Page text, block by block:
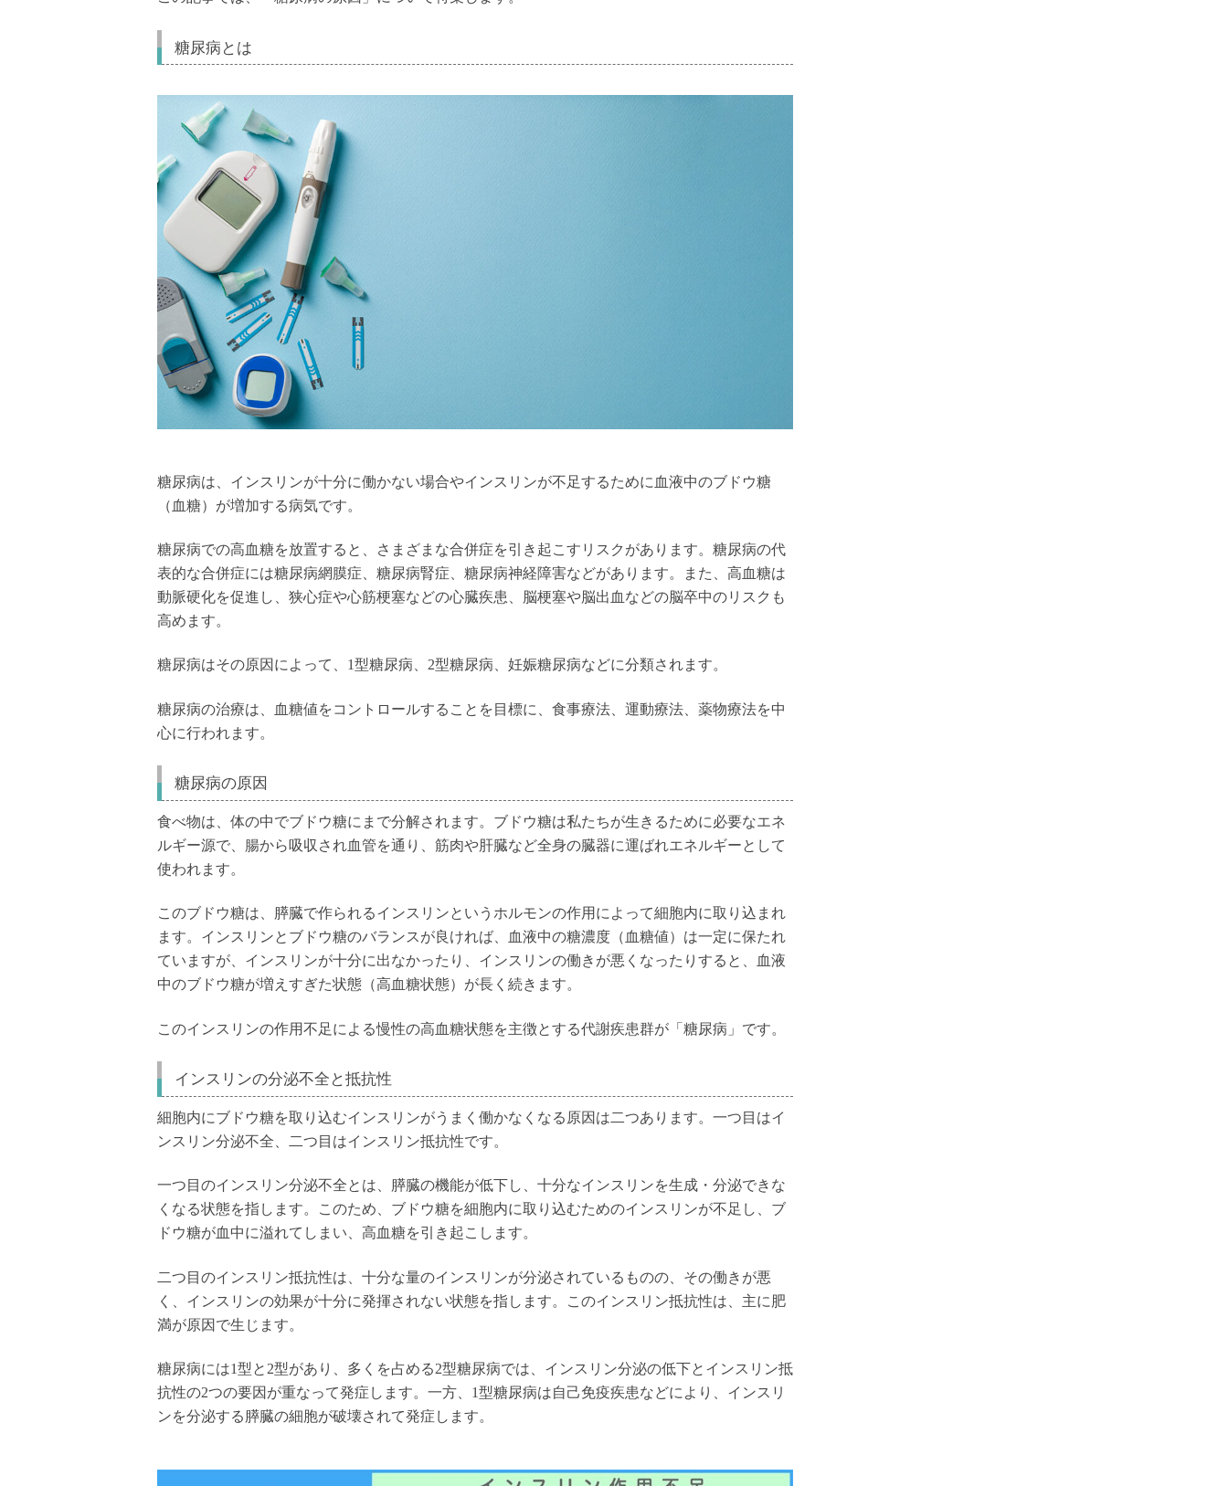
糖尿病とは
糖尿病は、インスリンが十分に働かない場合やインスリンが不足するために血液中のブドウ糖
（血糖）が増加する病気です。
糖尿病での高血糖を放置すると、さまざまな合併症を引き起こすリスクがあります。糖尿病の代
表的な合併症には糖尿病網膜症、糖尿病腎症、糖尿病神経障害などがあります。また、高血糖は
動脈硬化を促進し、狭心症や心筋梗塞などの心臓疾患、脳梗塞や脳出血などの脳卒中のリスクも
高めます。
糖尿病はその原因によって、1型糖尿病、2型糖尿病、妊娠糖尿病などに分類されます。
糖尿病の治療は、血糖値をコントロールすることを目標に、食事療法、運動療法、薬物療法を中
心に行われます。
糖尿病の原因
食べ物は、体の中でブドウ糖にまで分解されます。ブドウ糖は私たちが生きるために必要なエネ
ルギー源で、腸から吸収され血管を通り、筋肉や肝臓など全身の臓器に運ばれエネルギーとして
使われます。
このブドウ糖は、膵臓で作られるインスリンというホルモンの作用によって細胞内に取り込まれ
ます。インスリンとブドウ糖のバランスが良ければ、血液中の糖濃度（血糖値）は一定に保たれ
ていますが、インスリンが十分に出なかったり、インスリンの働きが悪くなったりすると、血液
中のブドウ糖が増えすぎた状態（高血糖状態）が長く続きます。
このインスリンの作用不足による慢性の高血糖状態を主徴とする代謝疾患群が「糖尿病」です。
インスリンの分泌不全と抵抗性
細胞内にブドウ糖を取り込むインスリンがうまく働かなくなる原因は二つあります。一つ目はイ
ンスリン分泌不全、二つ目はインスリン抵抗性です。
一つ目のインスリン分泌不全とは、膵臓の機能が低下し、十分なインスリンを生成・分泌できな
くなる状態を指します。このため、ブドウ糖を細胞内に取り込むためのインスリンが不足し、ブ
ドウ糖が血中に溢れてしまい、高血糖を引き起こします。
二つ目のインスリン抵抗性は、十分な量のインスリンが分泌されているものの、その働きが悪
く、インスリンの効果が十分に発揮されない状態を指します。このインスリン抵抗性は、主に肥
満が原因で生じます。
糖尿病には1型と2型があり、多くを占める2型糖尿病では、インスリン分泌の低下とインスリン抵
抗性の2つの要因が重なって発症します。一方、1型糖尿病は自己免疫疾患などにより、インスリ
ンを分泌する膵臓の細胞が破壊されて発症します。